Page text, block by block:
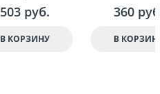
503 руб.
В КОРЗИНУ
360
В